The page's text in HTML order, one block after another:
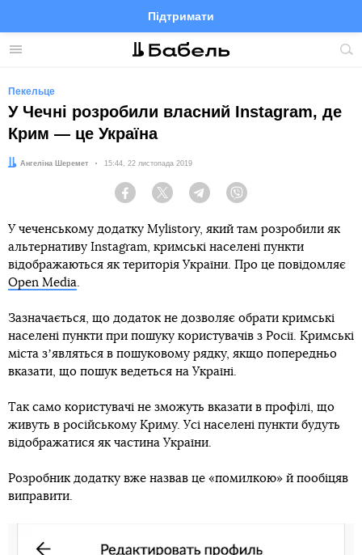
Меню
Підтримати
FacebookTelegramTwitter
Пекельце
У Чечні розробили власний Instagram, де
Крим — це Україна
Автор:
Ангеліна Шеремет Дата:
15:44, 22 листопада 2019
Facebook Twitter Telegram
У чеченському додатку Mylistory, який там розробили як
альтернативу Instagram, кримські населені пункти
відображаються як територія України. Про це повідомляє
Open Media.
Зазначається, що додаток не дозволяє обрати кримські
населені пункти при пошуку користувачів з Росії. Кримські
міста зʼявляться в пошуковому рядку, якщо попередньо
вказати, що пошук ведеться на Україні.
Так само користувачі не зможуть вказати в профілі, що
живуть в російському Криму. Усі населені пункти будуть
відображатися як частина України.
Розробник додатку вже назвав це «помилкою» й пообіцяв
виправити.